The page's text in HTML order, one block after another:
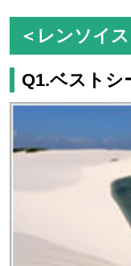
＜レンソイ
Q1.ベストシ